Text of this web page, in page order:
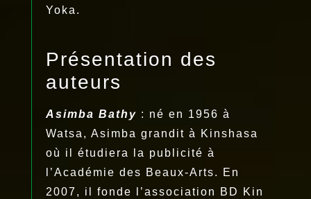
Yoka.
Présentation des
auteurs
Asimba Bathy : né en 1956 à
Watsa, Asimba grandit à Kinshasa
où il étudiera la publicité à
l’Académie des Beaux-Arts. En
2007, il fonde l’association BD Kin